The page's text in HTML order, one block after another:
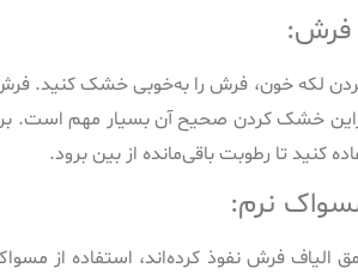
لکه خون، فرش را به‌خوبی خشک کنید.
خشک کردن صحیح آن بسیار مهم است.
کنید تا رطوبت باقی‌مانده از بین برود.
الیاف فرش نفوذ کرده‌اند، استفاده از